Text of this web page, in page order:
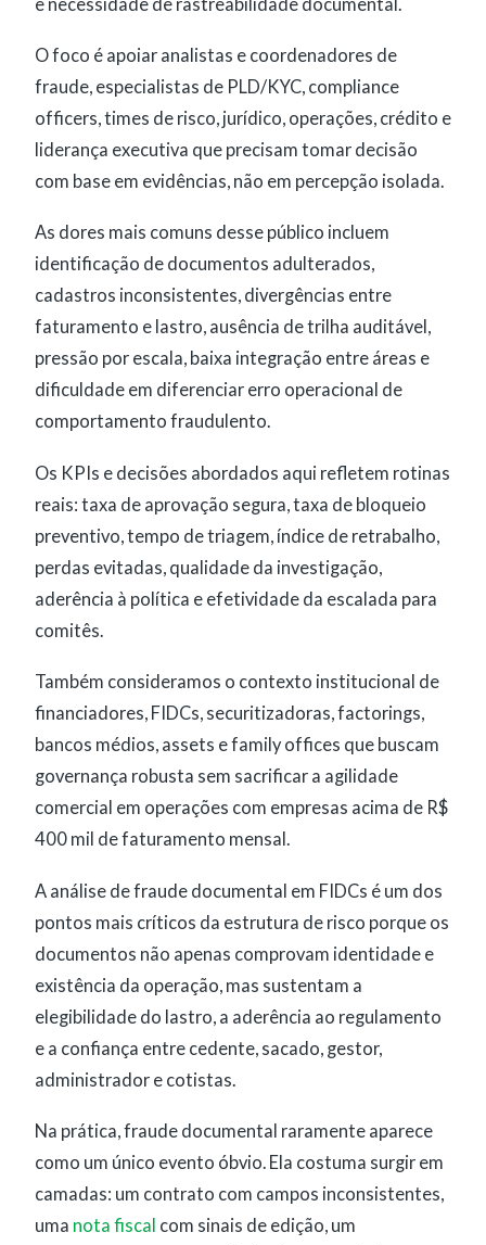
O foco é apoiar analistas e coordenadores de
fraude, especialistas de PLD/KYC, compliance
officers, times de risco, jurídico, operações, crédito e
liderança executiva que precisam tomar decisão
com base em evidências, não em percepção isolada.
As dores mais comuns desse público incluem
identificação de documentos adulterados,
cadastros inconsistentes, divergências entre
faturamento e lastro, ausência de trilha auditável,
pressão por escala, baixa integração entre áreas e
dificuldade em diferenciar erro operacional de
comportamento fraudulento.
Os KPIs e decisões abordados aqui refletem rotinas
reais: taxa de aprovação segura, taxa de bloqueio
preventivo, tempo de triagem, índice de retrabalho,
perdas evitadas, qualidade da investigação,
aderência à política e efetividade da escalada para
comitês.
Também consideramos o contexto institucional de
financiadores, FIDCs, securitizadoras, factorings,
bancos médios, assets e family offices que buscam
governança robusta sem sacrificar a agilidade
comercial em operações com empresas acima de R$
400 mil de faturamento mensal.
A análise de fraude documental em FIDCs é um dos
pontos mais críticos da estrutura de risco porque os
documentos não apenas comprovam identidade e
existência da operação, mas sustentam a
elegibilidade do lastro, a aderência ao regulamento
e a confiança entre cedente, sacado, gestor,
administrador e cotistas.
Na prática, fraude documental raramente aparece
como um único evento óbvio. Ela costuma surgir em
camadas: um contrato com campos inconsistentes,
uma nota fiscal com sinais de edição, um